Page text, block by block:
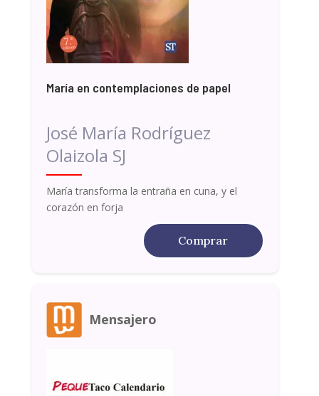
María en contemplaciones de papel
José María Rodríguez
Olaizola SJ
María transforma la entraña en cuna, y el
corazón en forja
Comprar
Mensajero